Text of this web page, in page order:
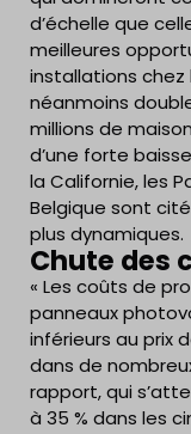
d’échelle que
meilleures
installations
néanmoins
millions de
d’une forte
la Californie, les
Belgique sont
plus dynamiques.
Chute des
« Les coûts de
panneaux
inférieurs au prix
dans de
rapport, qui
à 35 % dans les